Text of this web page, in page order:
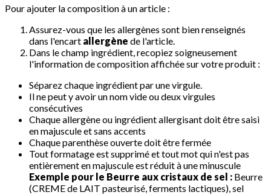
Pour ajouter la composition à un article :
Assurez-vous que les allergènes sont bien renseignés
dans l'encart allergène de l'article.
Dans le champ ingrédient, recopiez soigneusement
l'information de composition affichée sur votre produit :
Séparez chaque ingrédient par une virgule.
Il ne peut y avoir un nom vide ou deux virgules
consécutives
Chaque allergène ou ingrédient allergisant doit être saisi
en majuscule et sans accents
Chaque parenthèse ouverte doit être fermée
Tout formatage est supprimé et tout mot qui n'est pas
entièrement en majuscule est réduit à une minuscule
Exemple pour le Beurre aux cristaux de sel : Beurre
(CREME de LAIT pasteurisé, ferments lactiques), sel